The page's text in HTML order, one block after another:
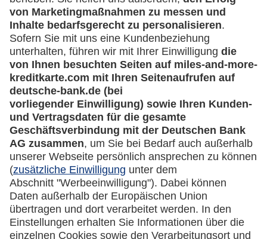
Mehr
Kreditkarten-Banking
miles-and-more.com
lufthansa.com
Rechtliches
Impressum
Datenschutz
Cookie Einstellungen